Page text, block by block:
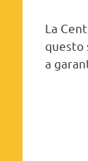
La
questo
a